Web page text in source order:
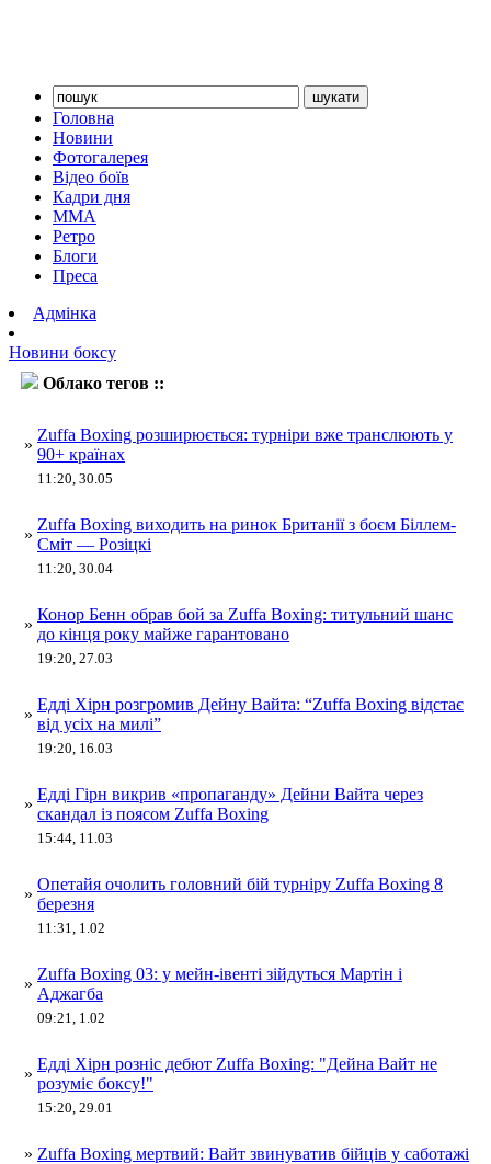
Головна
Новини
Фотогалерея
Відео боїв
Кадри дня
ММА
Ретро
Блоги
Преса
Адмінка
Новини боксу
Облако тегов ::
»
Zuffa Boxing розширюється: турніри вже транслюють у
90+ країнах
11:20, 30.05
»
Zuffa Boxing виходить на ринок Британії з боєм Біллем-
Сміт — Розіцкі
11:20, 30.04
»
Конор Бенн обрав бой за Zuffa Boxing: титульний шанс
до кінця року майже гарантовано
19:20, 27.03
»
Едді Хірн розгромив Дейну Вайта: “Zuffa Boxing відстає
від усіх на милі”
19:20, 16.03
»
Едді Гірн викрив «пропаганду» Дейни Вайта через
скандал із поясом Zuffa Boxing
15:44, 11.03
»
Опетайя очолить головний бій турніру Zuffa Boxing 8
березня
11:31, 1.02
»
Zuffa Boxing 03: у мейн-івенті зійдуться Мартін і
Аджагба
09:21, 1.02
»
Едді Хірн розніс дебют Zuffa Boxing: "Дейна Вайт не
розуміє боксу!"
15:20, 29.01
» Zuffa Boxing мертвий: Вайт звинуватив бійців у саботажі